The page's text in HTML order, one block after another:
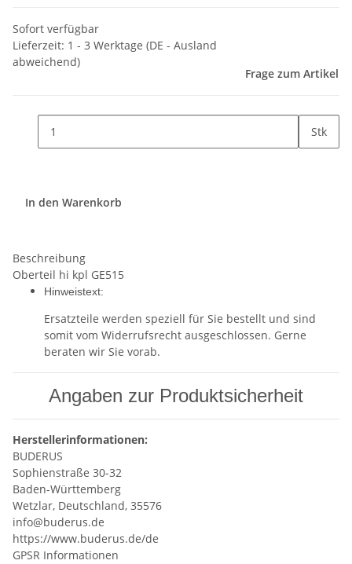
Sofort verfügbar
Lieferzeit: 1 - 3 Werktage (DE - Ausland
abweichend)
Frage zum Artikel
Stk
In den Warenkorb
Beschreibung
Oberteil hi kpl GE515
Hinweistext:
Ersatzteile werden speziell für Sie bestellt und sind
somit vom Widerrufsrecht ausgeschlossen. Gerne
beraten wir Sie vorab.
Angaben zur Produktsicherheit
Herstellerinformationen:
BUDERUS
Sophienstraße 30-32
Baden-Württemberg
Wetzlar, Deutschland, 35576
info@buderus.de
https://www.buderus.de/de
GPSR Informationen